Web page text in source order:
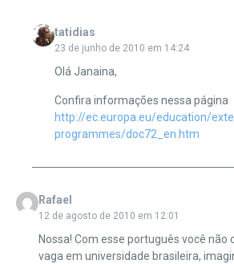
tatidias
23 de junho de 2010 em 14:24
Olá Janaina,
Confira informações nessa página
http://ec.europa.eu/education/
programmes/doc72_en.htm
Rafael
12 de agosto de 2010 em 12:01
Nossa! Com esse português você não
vaga em universidade brasileira,